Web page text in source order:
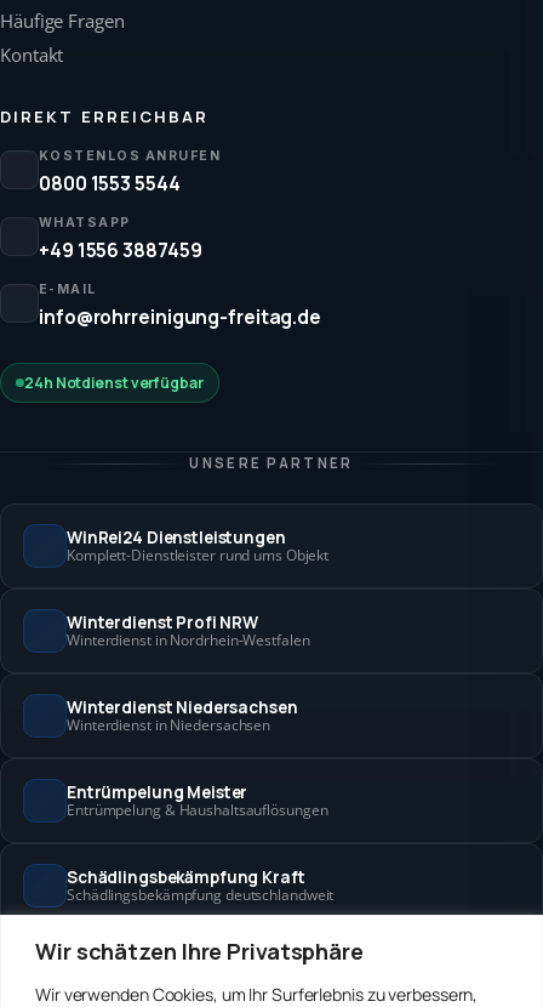
Wir schätzen Ihre Privatsphäre
Wir verwenden Cookies, um Ihr Surferlebnis zu verbessern,
Häufige Fragen
Kontakt
DIREKT ERREICHBAR
KOSTENLOS ANRUFEN
0800 1553 5544
WHATSAPP
+49 1556 3887459
E-MAIL
info@rohrreinigung-freitag.de
24h Notdienst verfügbar
UNSERE PARTNER
WinRei24 Dienstleistungen
Komplett-Dienstleister rund ums Objekt
Winterdienst Profi NRW
Winterdienst in Nordrhein-Westfalen
Winterdienst Niedersachsen
Winterdienst in Niedersachsen
Entrümpelung Meister
Entrümpelung & Haushaltsauflösungen
Schädlingsbekämpfung Kraft
Schädlingsbekämpfung deutschlandweit
Hanse Objektservice